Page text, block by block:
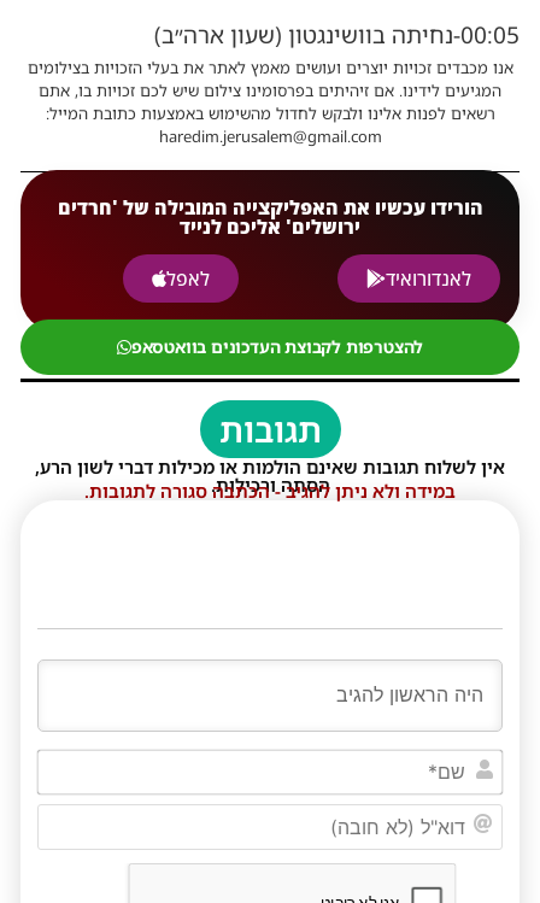
00:05-נחיתה בוושינגטון (שעון ארה״ב)
אנו מכבדים זכויות יוצרים ועושים מאמץ לאתר את בעלי הזכויות בצילומים
המגיעים לידינו. אם זיהיתים בפרסומינו צילום שיש לכם זכויות בו, אתם
רשאים לפנות אלינו ולבקש לחדול מהשימוש באמצעות כתובת המייל:
haredim.jerusalem@gmail.com
הורידו עכשיו את האפליקצייה המובילה של 'חרדים
ירושלים' אליכם לנייד
לאנדורואיד
לאפל
להצטרפות לקבוצת העדכונים בוואטסאפ
תגובות
אין לשלוח תגובות שאינם הולמות או מכילות דברי לשון הרע,
הסתה ורכילות.
במידה ולא ניתן להגיב - הכתבה סגורה לתגובות.
שם*